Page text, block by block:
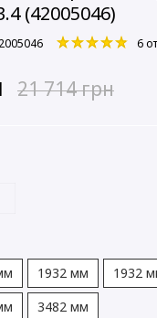
(42005046)
6
21 714 грн
1932 мм 1932
3482 мм